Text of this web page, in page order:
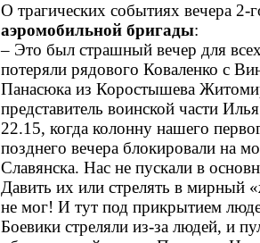
О трагических событиях вечера 2-
аэромобильной бригады:
– Это был страшный вечер для
потеряли рядового Коваленко с
Панасюка из Коростышева
представитель воинской части
22.15, когда колонну нашего
позднего вечера блокировали на
Славянска. Нас не пускали в
Давить их или стрелять в мирный
не мог! И тут под прикрытием
Боевики стреляли из-за людей, и